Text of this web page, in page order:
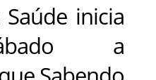
inicia
a